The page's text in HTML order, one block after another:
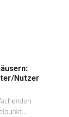
Nutzer